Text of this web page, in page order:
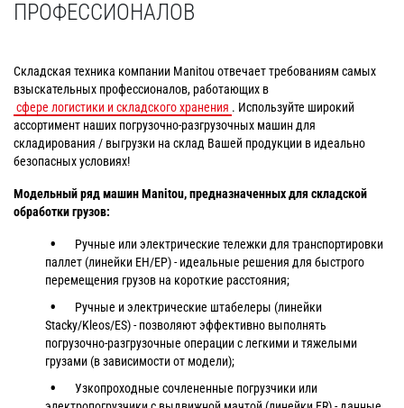
ПРОФЕССИОНАЛОВ
Складская техника компании Manitou отвечает требованиям самых
взыскательных профессионалов, работающих в
сфере логистики и складского хранения . Используйте широкий
ассортимент наших погрузочно-разгрузочных машин для
складирования / выгрузки на склад Вашей продукции в идеально
безопасных условиях!
Модельный ряд машин Manitou, предназначенных для складской
обработки грузов:
Ручные или электрические тележки для транспортировки
паллет (линейки EH/EP) - идеальные решения для быстрого
перемещения грузов на короткие расстояния;
Ручные и электрические штабелеры (линейки
Stacky/Kleos/ES) - позволяют эффективно выполнять
погрузочно-разгрузочные операции с легкими и тяжелыми
грузами (в зависимости от модели);
Узкопроходные сочлененные погрузчики или